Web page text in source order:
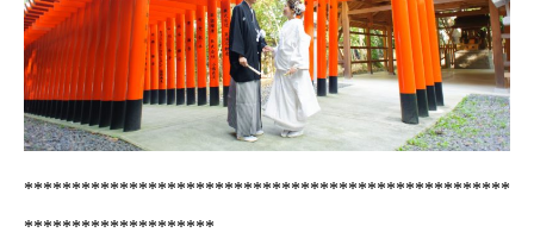
***************************************************
********************